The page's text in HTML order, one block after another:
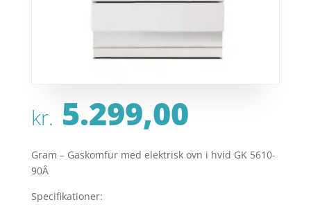
kr. 5.299,00
Gram – Gaskomfur med elektrisk ovn i hvid GK 5610-
90Â
Specifikationer: